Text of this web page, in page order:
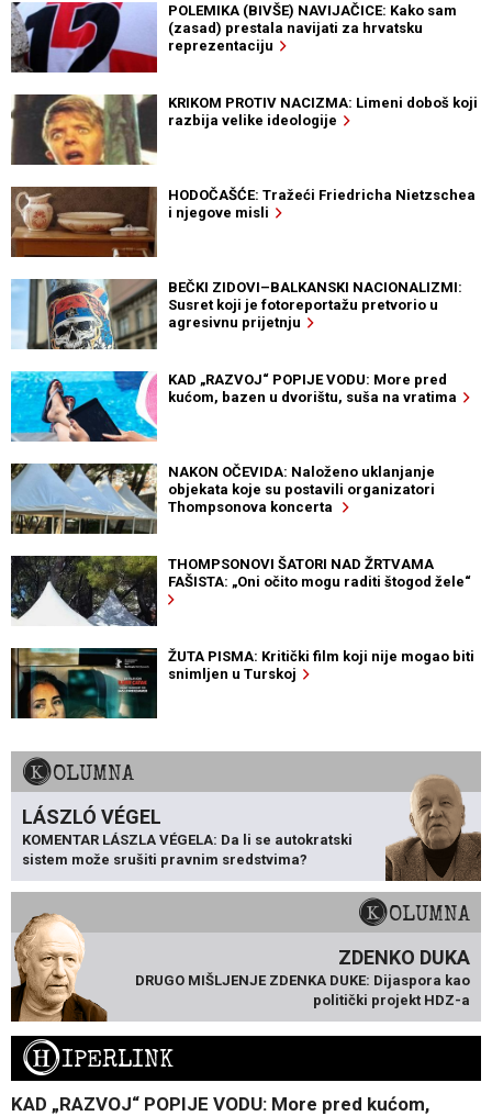
POLEMIKA (BIVŠE) NAVIJAČICE: Kako sam
(zasad) prestala navijati za hrvatsku
reprezentaciju
KRIKOM PROTIV NACIZMA: Limeni doboš koji
razbija velike ideologije
HODOČAŠĆE: Tražeći Friedricha Nietzschea
i njegove misli
BEČKI ZIDOVI–BALKANSKI NACIONALIZMI:
Susret koji je fotoreportažu pretvorio u
agresivnu prijetnju
KAD „RAZVOJ“ POPIJE VODU: More pred
kućom, bazen u dvorištu, suša na vratima
NAKON OČEVIDA: Naloženo uklanjanje
objekata koje su postavili organizatori
Thompsonova koncerta
THOMPSONOVI ŠATORI NAD ŽRTVAMA
FAŠISTA: „Oni očito mogu raditi štogod žele“
ŽUTA PISMA: Kritički film koji nije mogao biti
snimljen u Turskoj
KOLUMNA
LÁSZLÓ VÉGEL
KOMENTAR LÁSZLA VÉGELA: Da li se autokratski
sistem može srušiti pravnim sredstvima?
KOLUMNA
ZDENKO DUKA
DRUGO MIŠLJENJE ZDENKA DUKE: Dijaspora kao
politički projekt HDZ-a
HIPERLINK
KAD „RAZVOJ“ POPIJE VODU: More pred kućom,